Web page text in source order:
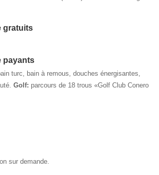
gratuits
payants
turc, bain à remous, douches énergisantes,
Golf: parcours de 18 trous «Golf Club Conero
sur demande.